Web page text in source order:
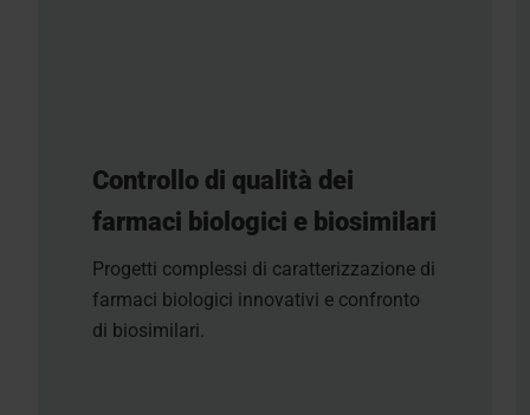
Controllo di qualità dei
farmaci biologici e biosimilari
Progetti complessi di caratterizzazione di
farmaci biologici innovativi e confronto
di biosimilari.